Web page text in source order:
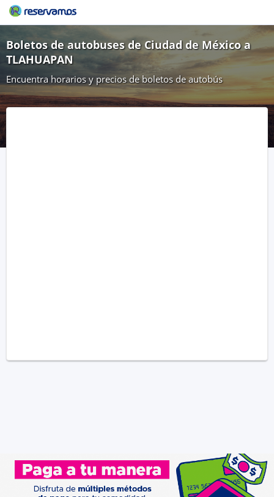
Boletos de autobuses de Ciudad de México a
TLAHUAPAN
Encuentra horarios y precios de boletos de autobús